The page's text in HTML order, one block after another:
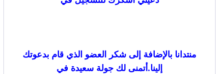
منتدانا بالإضافة إلى شكر العضو الذي قام بدعوتك
إلينا.أتمنى لك جولة سعيدة في